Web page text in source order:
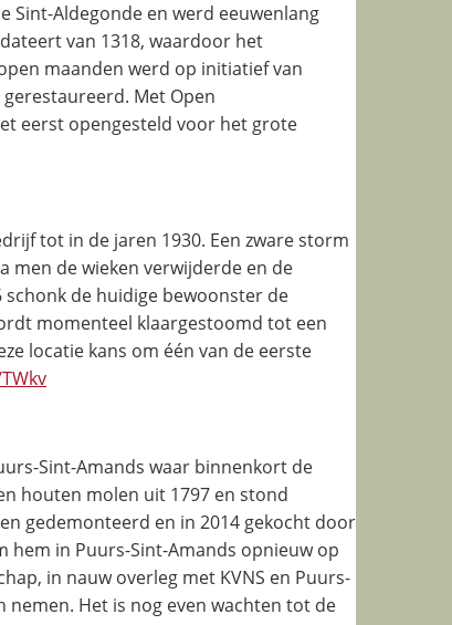
Sint-Aldegonde en werd eeuwenlang
van 1318, waardoor het
maanden werd op initiatief van
Met Open
eerst opengesteld voor het grote
tot in de jaren 1930. Een zware storm
men de wieken verwijderde en de
de huidige bewoonster de
momenteel klaargestoomd tot een
locatie kans om één van de eerste
Sint-Amands waar binnenkort de
houten molen uit 1797 en stond
gedemonteerd en in 2014 gekocht door
hem in Puurs-Sint-Amands opnieuw op
in nauw overleg met KVNS en Puurs-
nemen. Het is nog even wachten tot de